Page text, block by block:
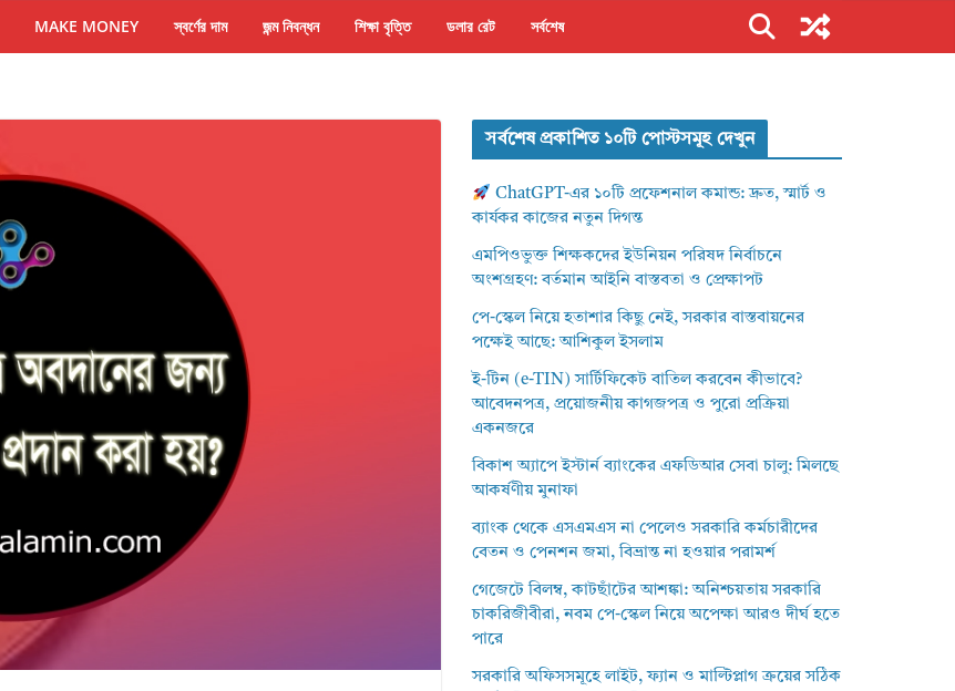
MAKE MONEY স্বর্ণের দাম জন্ম নিবন্ধন শিক্ষা বৃত্তি ডলার রেট সর্বশেষ
সর্বশেষ প্রকাশিত ১০টি পোস্টসমূহ দেখুন
ChatGPT-এর ১০টি প্রফেশনাল কমান্ড: দ্রুত, স্মার্ট ও
কার্যকর কাজের নতুন দিগন্ত
এমপিওভুক্ত শিক্ষকদের ইউনিয়ন পরিষদ নির্বাচনে
অংশগ্রহণ: বর্তমান আইনি বাস্তবতা ও প্রেক্ষাপট
পে-স্কেল নিয়ে হতাশার কিছু নেই, সরকার বাস্তবায়নের
পক্ষেই আছে: আশিকুল ইসলাম
ই-টিন (e-TIN) সার্টিফিকেট বাতিল করবেন কীভাবে?
আবেদনপত্র, প্রয়োজনীয় কাগজপত্র ও পুরো প্রক্রিয়া
একনজরে
বিকাশ অ্যাপে ইস্টার্ন ব্যাংকের এফডিআর সেবা চালু: মিলছে
আকর্ষণীয় মুনাফা
ব্যাংক থেকে এসএমএস না পেলেও সরকারি কর্মচারীদের
বেতন ও পেনশন জমা, বিভ্রান্ত না হওয়ার পরামর্শ
গেজেটে বিলম্ব, কাটছাঁটের আশঙ্কা: অনিশ্চয়তায় সরকারি
চাকরিজীবীরা, নবম পে-স্কেল নিয়ে অপেক্ষা আরও দীর্ঘ হতে
পারে
সরকারি অফিসসমূহে লাইট, ফ্যান ও মাল্টিপ্লাগ ক্রয়ের সঠিক